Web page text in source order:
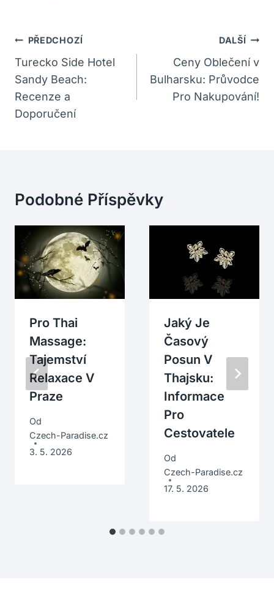
Navigace
Pro
Příspěvek
PŘEDCHOZÍ
Turecko Side Hotel
Sandy Beach:
Recenze a
Doporučení
DALŠÍ
Ceny Oblečení v
Bulharsku: Průvodce
Pro Nakupování!
Podobné Příspěvky
Pro Thai
Massage:
Tajemství
Relaxace V
Praze
Od
Czech-Paradise.cz
3. 5. 2026
Jaký Je
Časový
Posun V
Thajsku:
Informace
Pro
Cestovatele
Od
Czech-Paradise.cz
17. 5. 2026